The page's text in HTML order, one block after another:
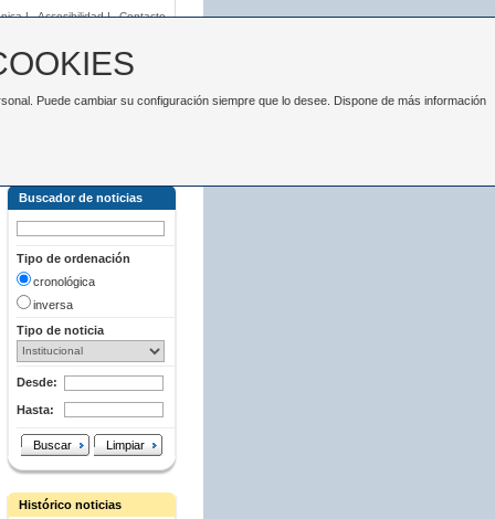
| Accesibilidad | Contacto
Buscador de noticias
Tipo de ordenación
cronológica
inversa
Tipo de noticia
Desde:
Hasta:
Buscar Limpiar
Histórico noticias
Puede cambiar su configuración siempre que lo desee. Dispone de más información